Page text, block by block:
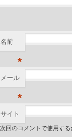
名前
*
メール
*
サイト
次回のコメントで使用す